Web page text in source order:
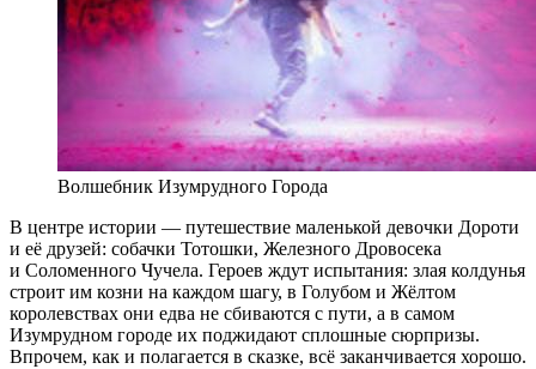
Волшебник Изумрудного Города
В центре истории — путешествие маленькой девочки Дороти
и её друзей: собачки Тотошки, Железного Дровосека
и Соломенного Чучела. Героев ждут испытания: злая колдунья
строит им козни на каждом шагу, в Голубом и Жёлтом
королевствах они едва не сбиваются с пути, а в самом
Изумрудном городе их поджидают сплошные сюрпризы.
Впрочем, как и полагается в сказке, всё заканчивается хорошо.